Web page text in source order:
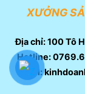
XƯỞNG
Địa chỉ: 100 Tô
Hotline:
Email: